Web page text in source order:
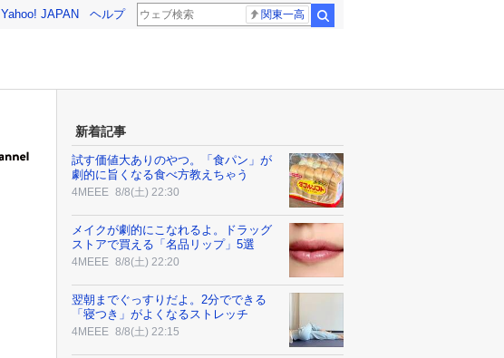
Yahoo! JAPAN ヘルプ 関東一高
新着記事
試す価値大ありのやつ。「食パン」が
劇的に旨くなる食べ方教えちゃう
4MEEE 8/8(土) 22:30
メイクが劇的にこなれるよ。ドラッグ
ストアで買える「名品リップ」5選
4MEEE 8/8(土) 22:20
翌朝までぐっすりだよ。2分でできる
「寝つき」がよくなるストレッチ
4MEEE 8/8(土) 22:15